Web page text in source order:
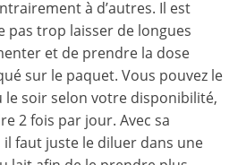
à d’autres. Il est
pas trop laisser de longues
et de prendre la dose
sur le paquet. Vous pouvez le
soir selon votre disponibilité,
2 fois par jour. Avec sa
il faut juste le diluer dans une